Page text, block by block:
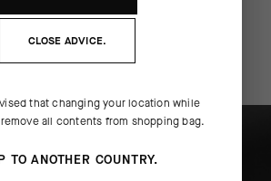
ANGABEN
CLOSE ADVICE.
that changing your location while
all contents from shopping bag.
TO ANOTHER COUNTRY.